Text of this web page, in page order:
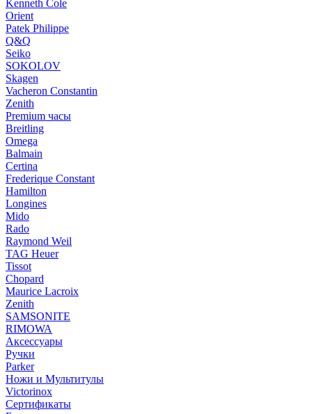
Kenneth Cole
Orient
Patek Philippe
Q&Q
Seiko
SOKOLOV
Skagen
Vacheron Constantin
Zenith
Premium часы
Breitling
Omega
Balmain
Certina
Frederique Constant
Hamilton
Longines
Mido
Rado
Raymond Weil
TAG Heuer
Tissot
Chopard
Maurice Lacroix
Zenith
SAMSONITE
RIMOWA
Аксессуары
Ручки
Parker
Ножи и Мультитулы
Victorinox
Сертификаты